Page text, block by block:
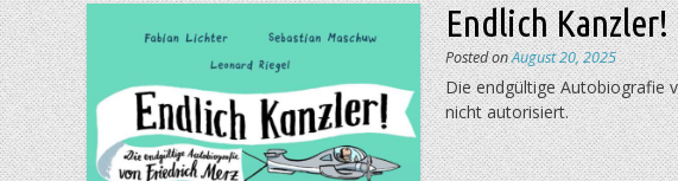
Endlich Kanzler!
Posted onAugust 20, 2025
Die endgültige Autobiografie
nicht autorisiert.